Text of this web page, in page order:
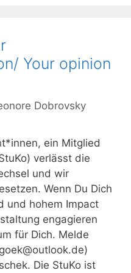
Your opinion
Dobrovsky
ein Mitglied
verlässt die
und wir
Wenn Du Dich
und hohem Impact
engagieren
für Dich. Melde
)
Die StuKo ist